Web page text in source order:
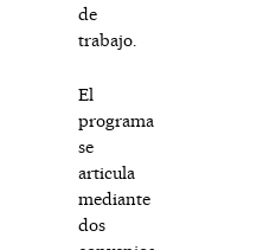
de
trabajo.
El
programa
se
articula
mediante
dos